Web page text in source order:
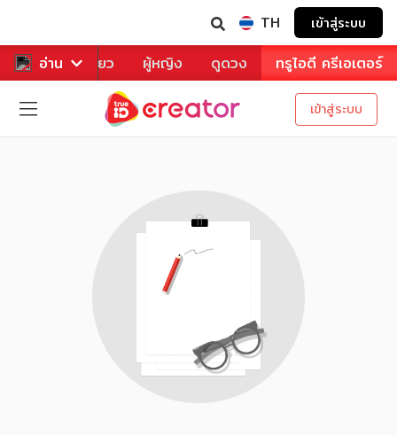
TH เข้าสู่ระบบ
อ่าน
หาร ท่องเที่ยว ผู้หญิง ดูดวง ทรูไอดี ครีเอเตอร์
เข้าสู่ระบบ